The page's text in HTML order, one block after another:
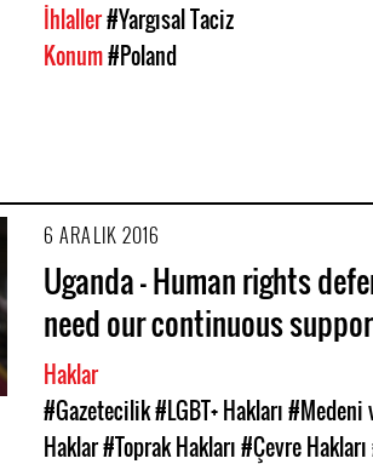
İhlaller#Yargısal Taciz
Konum#Poland
6 ARALIK 2016
Uganda - Human rights
need our continuous
Haklar
#Gazetecilik#LGBT+ Hakları#Medeni
Haklar#Toprak Hakları#Çevre Hakları